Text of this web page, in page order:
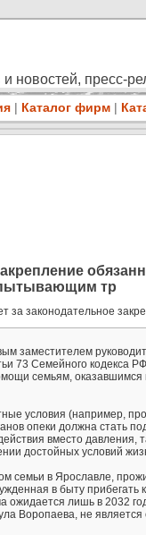
новостей, пресс-
| Каталог фирм |
тр
за законодательное
заместителем
73 Семейного кодекса
семьям,
условия (например,
опеки должна стать
вместо давления,
достойных условий
семьи в Ярославле,
в быту прибегать
ожидается лишь в 2032
Воропаева, не